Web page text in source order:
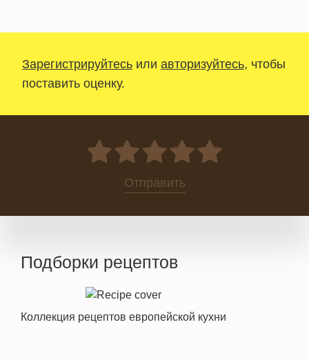
Зарегистрируйтесь или авторизуйтесь, чтобы
поставить оценку.
0
Отправить
Подборки рецептов
Коллекция рецептов европейской кухни